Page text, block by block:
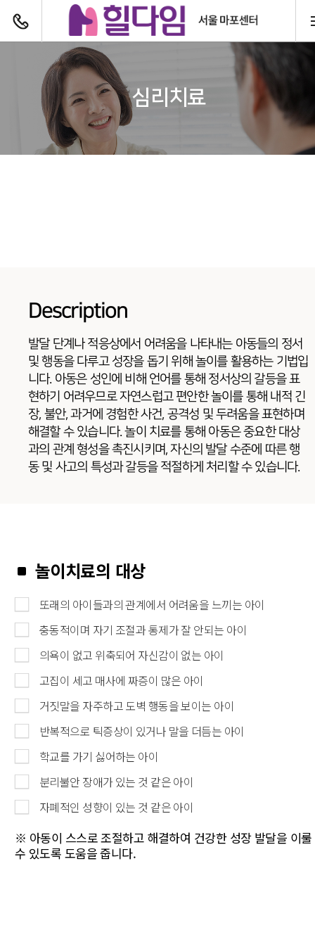
심리치료
Description
발달 단계나 적응상에서 어려움을 나타내는 아동들의 정서
및 행동을 다루고 성장을 돕기 위해 놀이를 활용하는 기법입
니다. 아동은 성인에 비해 언어를 통해 정서상의 갈등을 표
현하기 어려우므로 자연스럽고 편안한 놀이를 통해 내적 긴
장, 불안, 과거에 경험한 사건, 공격성 및 두려움을 표현하며
해결할 수 있습니다. 놀이 치료를 통해 아동은 중요한 대상
과의 관계 형성을 촉진시키며, 자신의 발달 수준에 따른 행
동 및 사고의 특성과 갈등을 적절하게 처리할 수 있습니다.
놀이치료의 대상
또래의 아이들과의 관계에서 어려움을 느끼는 아이
충동적이며 자기 조절과 통제가 잘 안되는 아이
의욕이 없고 위축되어 자신감이 없는 아이
고집이 세고 매사에 짜증이 많은 아이
거짓말을 자주하고 도벽 행동을 보이는 아이
반복적으로 틱증상이 있거나 말을 더듬는 아이
학교를 가기 싫어하는 아이
분리불안 장애가 있는 것 같은 아이
자폐적인 성향이 있는 것 같은 아이
※ 아동이 스스로 조절하고 해결하여 건강한 성장 발달을 이룰
수 있도록 도움을 줍니다.